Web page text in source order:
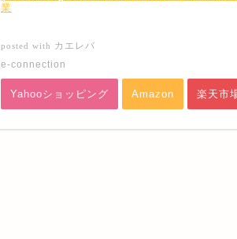
業
posted with カエレバ
e-connection
Yahooショッピング Amazon 楽天市